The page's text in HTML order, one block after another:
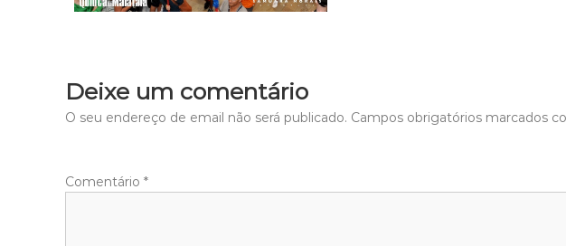
Deixe um comentário
O seu endereço de email não será publicado. Campos obrigatórios marcados
Comentário *